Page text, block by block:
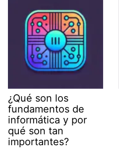
¿Qué son los
fundamentos de
informática y por
qué son tan
importantes?